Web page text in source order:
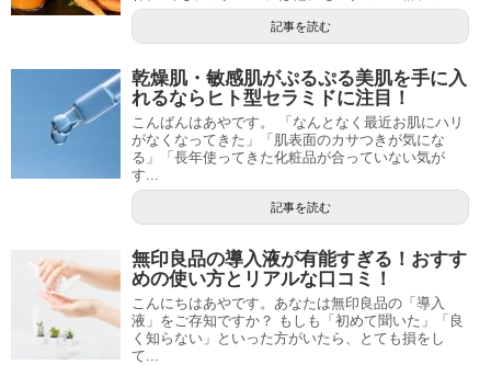
記事を読む
乾燥肌・敏感肌がぷるぷる美肌を手に入
れるならヒト型セラミドに注目！
こんばんはあやです。 「なんとなく最近お肌にハリ
がなくなってきた」「肌表面のカサつきが気にな
る」「長年使ってきた化粧品が合っていない気が
す...
記事を読む
無印良品の導入液が有能すぎる！おすす
めの使い方とリアルな口コミ！
こんにちはあやです。あなたは無印良品の「導入
液」をご存知ですか？ もしも「初めて聞いた」「良
く知らない」といった方がいたら、とても損をし
て...